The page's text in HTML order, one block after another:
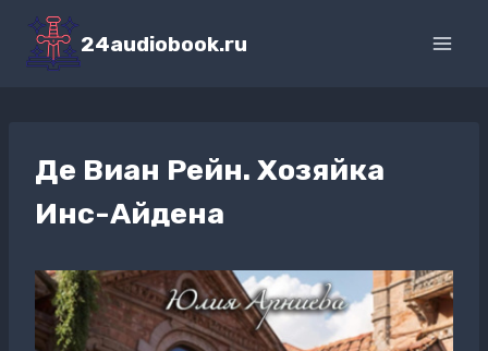
Перейти
содержимому
24audiobook.ru
Де Виан Рейн. Хозяйка
Инс-Айдена